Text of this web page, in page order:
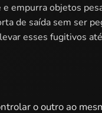
empurra objetos
de saída sem ser
esses fugitivos
o outro ao